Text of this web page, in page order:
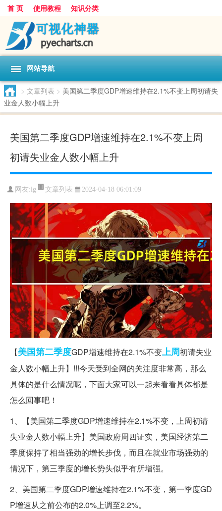
首 页 使用教程 知识分类
网站导航
> 文章列表 > 美国第二季度GDP增速维持在2.1%不变上周初请失
业金人数小幅上升
美国第二季度GDP增速维持在2.1%不变上周
初请失业金人数小幅上升
网友: lg 文章列表 2024-04-18 06:01:09
【美国第二季度GDP增速维持在2.1%不变上周初请失业
金人数小幅上升】!!!今天受到全网的关注度非常高，那么
具体的是什么情况呢，下面大家可以一起来看看具体都是
怎么回事吧！
1、【美国第二季度GDP增速维持在2.1%不变，上周初请
失业金人数小幅上升】美国政府周四证实，美国经济第二
季度保持了相当强劲的增长步伐，而且在就业市场强劲的
情况下，第三季度的增长势头似乎有所增强。
2、美国第二季度GDP增速维持在2.1%不变，第一季度GD
P增速从之前公布的2.0%上调至2.2%。